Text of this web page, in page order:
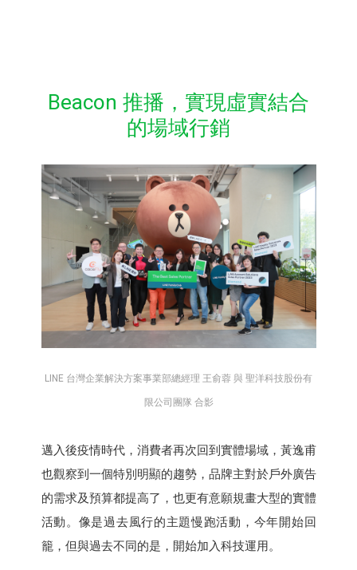
Beacon 推播，實現虛實結合
的場域行銷
LINE 台灣企業解決方案事業部總經理 王俞蓉 與 聖洋科技股份有
限公司團隊 合影
邁入後疫情時代，消費者再次回到實體場域，黃逸甫
也觀察到一個特別明顯的趨勢，品牌主對於戶外廣告
的需求及預算都提高了，也更有意願規畫大型的實體
活動。像是過去風行的主題慢跑活動，今年開始回
籠，但與過去不同的是，開始加入科技運用。